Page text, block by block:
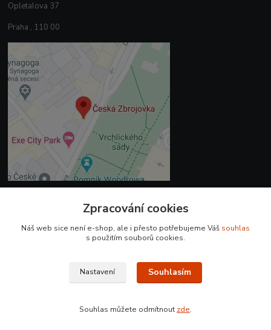
Opletalova 37
Praha , 110 00
+420 225 375 800
Zpracování cookies
Náš web sice není e-shop, ale i přesto potřebujeme Váš souhlas
s použitím souborů cookies.
Nastavení Souhlasím
Souhlas můžete odmítnout zde.